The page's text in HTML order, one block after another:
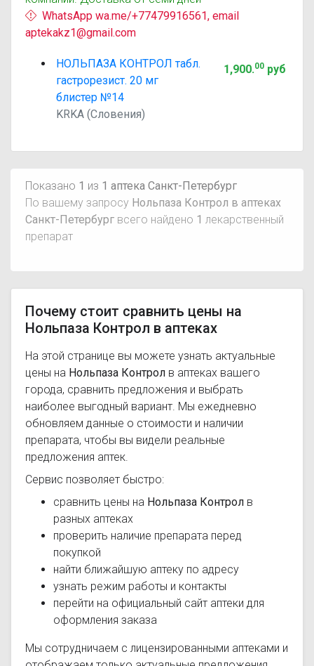
WhatsApp wa.me/+77479916561, email
aptekakz1@gmail.com
НОЛЬПАЗА КОНТРОЛ табл.
гастрорезист. 20 мг
блистер №14
KRKA (Словения)
1,900.00руб
Показано 1 из 1 аптека Санкт-Петербург
По вашему запросу Нольпаза Контрол в аптеках
Санкт-Петербург всего найдено 1 лекарственный
препарат
Почему стоит сравнить цены на
Нольпаза Контрол в аптеках
На этой странице вы можете узнать актуальные
цены на Нольпаза Контрол в аптеках вашего
города, сравнить предложения и выбрать
наиболее выгодный вариант. Мы ежедневно
обновляем данные о стоимости и наличии
препарата, чтобы вы видели реальные
предложения аптек.
Сервис позволяет быстро:
сравнить цены на Нольпаза Контрол в
разных аптеках
проверить наличие препарата перед
покупкой
найти ближайшую аптеку по адресу
узнать режим работы и контакты
перейти на официальный сайт аптеки для
оформления заказа
Мы сотрудничаем с лицензированными аптеками и